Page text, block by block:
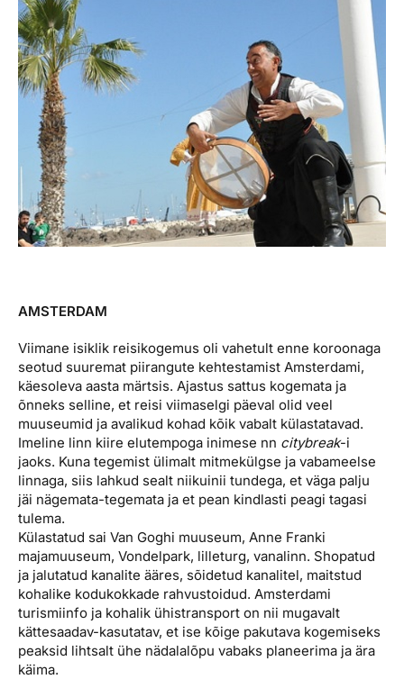
AMSTERDAM
Viimane isiklik reisikogemus oli vahetult enne koroonaga
seotud suuremat piirangute kehtestamist Amsterdami,
käesoleva aasta märtsis. Ajastus sattus kogemata ja
õnneks selline, et reisi viimaselgi päeval olid veel
muuseumid ja avalikud kohad kõik vabalt külastatavad.
Imeline linn kiire elutempoga inimese nn citybreak-i
jaoks. Kuna tegemist ülimalt mitmekülgse ja vabameelse
linnaga, siis lahkud sealt niikuinii tundega, et väga palju
jäi nägemata-tegemata ja et pean kindlasti peagi tagasi
tulema.
Külastatud sai Van Goghi muuseum, Anne Franki
majamuuseum, Vondelpark, lilleturg, vanalinn. Shopatud
ja jalutatud kanalite ääres, sõidetud kanalitel, maitstud
kohalike kodukokkade rahvustoidud. Amsterdami
turismiinfo ja kohalik ühistransport on nii mugavalt
kättesaadav-kasutatav, et ise kõige pakutava kogemiseks
peaksid lihtsalt ühe nädalalõpu vabaks planeerima ja ära
käima.